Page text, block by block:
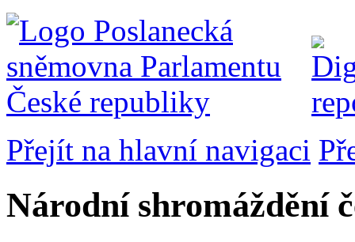
Přejít na hlavní navigaci
Národní shromáždění